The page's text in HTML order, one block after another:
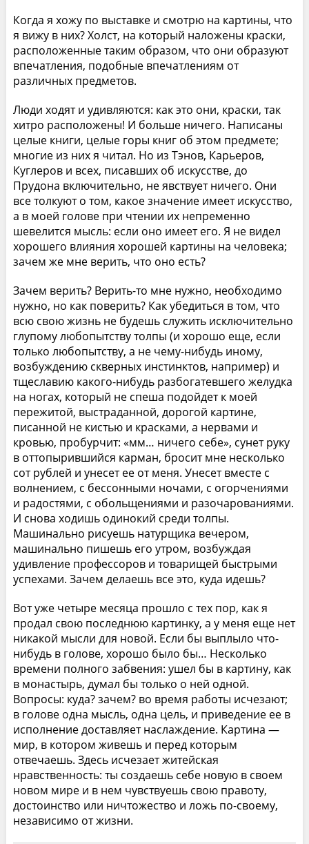
Когда я хожу по выставке и смотрю на картины, что
я вижу в них? Холст, на который наложены краски,
расположенные таким образом, что они образуют
впечатления, подобные впечатлениям от
различных предметов.
Люди ходят и удивляются: как это они, краски, так
хитро расположены! И больше ничего. Написаны
целые книги, целые горы книг об этом предмете;
многие из них я читал. Но из Тэнов, Карьеров,
Куглеров и всех, писавших об искусстве, до
Прудона включительно, не явствует ничего. Они
все толкуют о том, какое значение имеет искусство,
а в моей голове при чтении их непременно
шевелится мысль: если оно имеет его. Я не видел
хорошего влияния хорошей картины на человека;
зачем же мне верить, что оно есть?
Зачем верить? Верить-то мне нужно, необходимо
нужно, но как поверить? Как убедиться в том, что
всю свою жизнь не будешь служить исключительно
глупому любопытству толпы (и хорошо еще, если
только любопытству, а не чему-нибудь иному,
возбуждению скверных инстинктов, например) и
тщеславию какого-нибудь разбогатевшего желудка
на ногах, который не спеша подойдет к моей
пережитой, выстраданной, дорогой картине,
писанной не кистью и красками, а нервами и
кровью, пробурчит: «мм… ничего себе», сунет руку
в оттопырившийся карман, бросит мне несколько
сот рублей и унесет ее от меня. Унесет вместе с
волнением, с бессонными ночами, с огорчениями
и радостями, с обольщениями и разочарованиями.
И снова ходишь одинокий среди толпы.
Машинально рисуешь натурщика вечером,
машинально пишешь его утром, возбуждая
удивление профессоров и товарищей быстрыми
успехами. Зачем делаешь все это, куда идешь?
Вот уже четыре месяца прошло с тех пор, как я
продал свою последнюю картинку, а у меня еще нет
никакой мысли для новой. Если бы выплыло что-
нибудь в голове, хорошо было бы… Несколько
времени полного забвения: ушел бы в картину, как
в монастырь, думал бы только о ней одной.
Вопросы: куда? зачем? во время работы исчезают;
в голове одна мысль, одна цель, и приведение ее в
исполнение доставляет наслаждение. Картина —
мир, в котором живешь и перед которым
отвечаешь. Здесь исчезает житейская
нравственность: ты создаешь себе новую в своем
новом мире и в нем чувствуешь свою правоту,
достоинство или ничтожество и ложь по-своему,
независимо от жизни.